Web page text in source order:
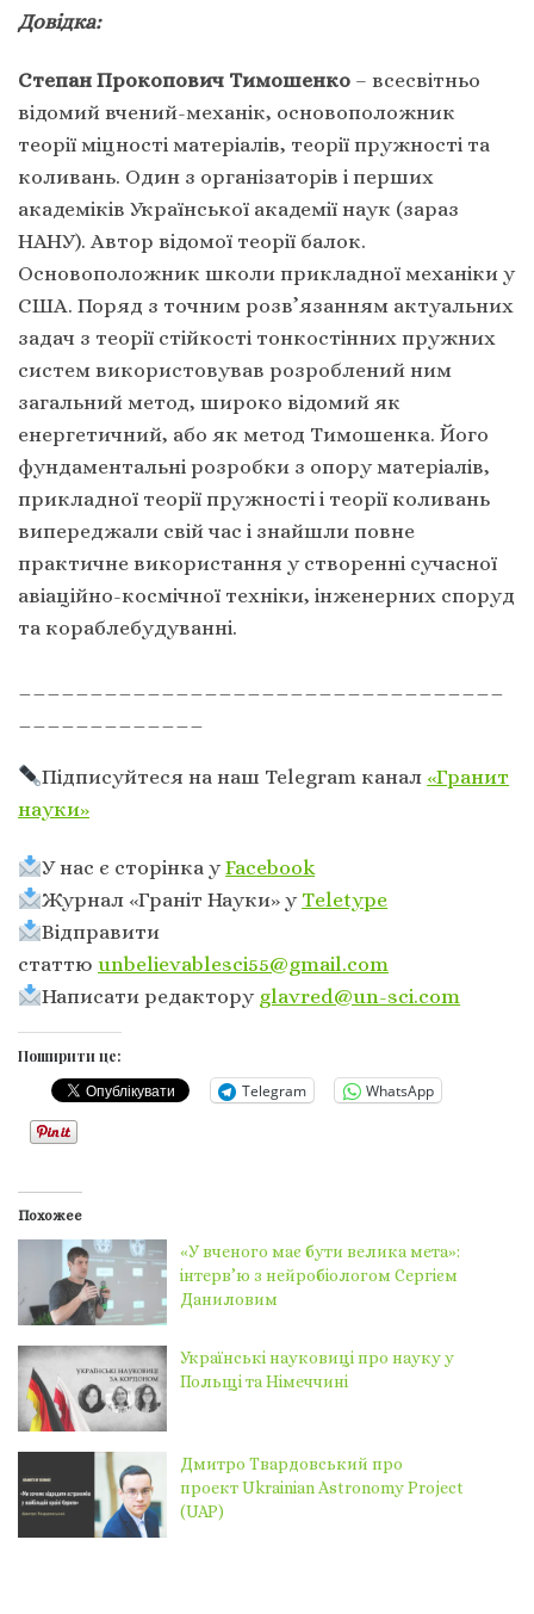
Довідка:
Степан Прокопович Тимошенко – всесвітньо
відомий вчений-механік, основоположник
теорії міцності матеріалів, теорії пружності та
коливань. Один з організаторів і перших
академіків Української академії наук (зараз
НАНУ). Автор відомої теорії балок.
Основоположник школи прикладної механіки у
США. Поряд з точним розв’язанням актуальних
задач з теорії стійкості тонкостінних пружних
систем використовував розроблений ним
загальний метод, широко відомий як
енергетичний, або як метод Тимошенка. Його
фундаментальні розробки з опору матеріалів,
прикладної теорії пружності і теорії коливань
випереджали свій час і знайшли повне
практичне використання у створенні сучасної
авіаційно-космічної техніки, інженерних споруд
та кораблебудуванні.
Підписуйтеся на наш Telegram канал «Гранит
науки»
У нас є сторінка уFacebook
Журнал «Граніт Науки» у Тeletype
Відправити
статтю unbelievablesci55@gmail.com
Написати редактору glavred@un-sci.com
Поширити це:
Telegram WhatsApp
Похожее
«У вченого має бути велика мета»:
інтерв’ю з нейробіологом Сергієм
Даниловим
Українські науковиці про науку у
Польщі та Німеччині
Дмитро Твардовський про
проект Ukrainian Astronomy Project
(UAP)